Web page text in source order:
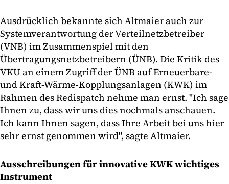
Ausdrücklich bekannte sich Altmaier auch zur
Systemverantwortung der Verteilnetzbetreiber
(VNB) im Zusammenspiel mit den
Übertragungsnetzbetreibern (ÜNB). Die Kritik des
VKU an einem Zugriff der ÜNB auf Erneuerbare-
und Kraft-Wärme-Kopplungsanlagen (KWK) im
Rahmen des Redispatch nehme man ernst. "Ich sage
Ihnen zu, dass wir uns dies nochmals anschauen.
Ich kann Ihnen sagen, dass Ihre Arbeit bei uns hier
sehr ernst genommen wird", sagte Altmaier.
Ausschreibungen für innovative KWK wichtiges
Instrument